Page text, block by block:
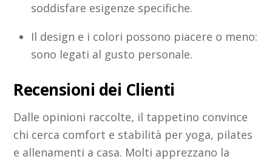
soddisfare esigenze specifiche.
Il design e i colori possono piacere o meno:
sono legati al gusto personale.
Recensioni dei Clienti
Dalle opinioni raccolte, il tappetino convince
chi cerca comfort e stabilità per yoga, pilates
e allenamenti a casa. Molti apprezzano la